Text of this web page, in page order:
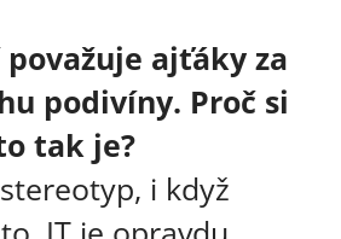
ajťáky za
podivíny. Proč si
tak je?
i když